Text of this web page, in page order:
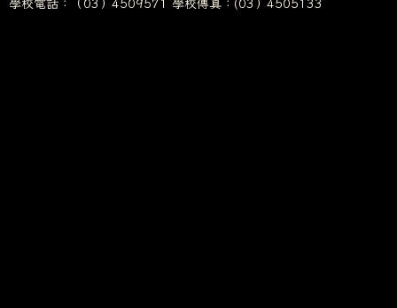
學校電話：（03）4509571 學校傳真：(03）4505133